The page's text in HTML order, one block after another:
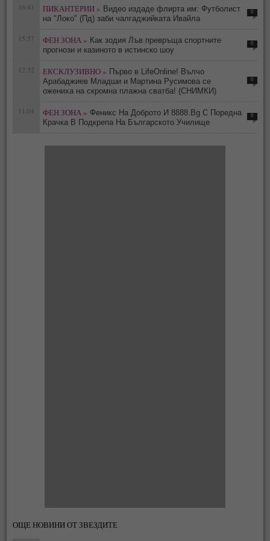
16:41 ПИКАНТЕРИИ » Видео издаде флирта им: Футболист
на "Локо" (Пд) заби чалгаджийката Ивайла
0
15:57 ФЕН ЗОНА » Как зодия Лъв превръща спортните
прогнози и казиното в истинско шоу
0
12:32 ЕКСКЛУЗИВНО » Първо в LifeOnline! Вълчо
Арабаджиев Младши и Мартина Русимова сe
oжениха на скромна плажна сватба! (СНИМКИ)
0
11:04 ФЕН ЗОНА » Феникс На Доброто И 8888.Bg С Поредна
Крачка В Подкрепа На Българското Училище
0
ОЩЕ НОВИНИ ОТ ЗВЕЗДИТЕ